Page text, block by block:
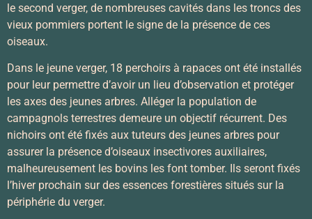
le second verger, de nombreuses cavités dans les troncs des
vieux pommiers portent le signe de la présence de ces
oiseaux.
Dans le jeune verger, 18 perchoirs à rapaces ont été installés
pour leur permettre d’avoir un lieu d’observation et protéger
les axes des jeunes arbres. Alléger la population de
campagnols terrestres demeure un objectif récurrent. Des
nichoirs ont été fixés aux tuteurs des jeunes arbres pour
assurer la présence d’oiseaux insectivores auxiliaires,
malheureusement les bovins les font tomber. Ils seront fixés
l’hiver prochain sur des essences forestières situés sur la
périphérie du verger.